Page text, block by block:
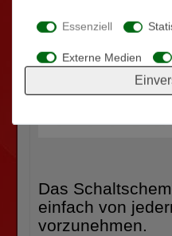
Das
einfach von
vorzunehmen.
Essenziell
Externe Medien